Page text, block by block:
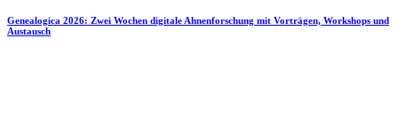
Genealogica 2026: Zwei Wochen digitale Ahnenforschung mit Vorträgen, Workshops und
Austausch